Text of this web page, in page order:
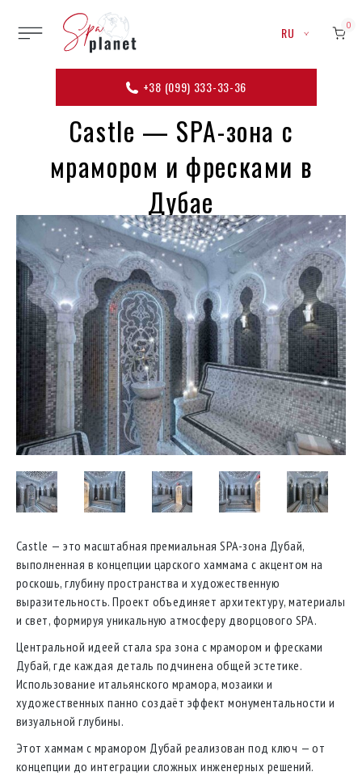
+38 (099) 333-33-36
RU 0
Castle — SPA-зона с
мрамором и фресками в
Дубае
Castle — это масштабная премиальная SPA-зона Дубай,
выполненная в концепции царского хаммама с акцентом на
роскошь, глубину пространства и художественную
выразительность. Проект объединяет архитектуру, материалы
и свет, формируя уникальную атмосферу дворцового SPA.
Центральной идеей стала spa зона с мрамором и фресками
Дубай, где каждая деталь подчинена общей эстетике.
Использование итальянского мрамора, мозаики и
художественных панно создаёт эффект монументальности и
визуальной глубины.
Этот хаммам с мрамором Дубай реализован под ключ — от
концепции до интеграции сложных инженерных решений.